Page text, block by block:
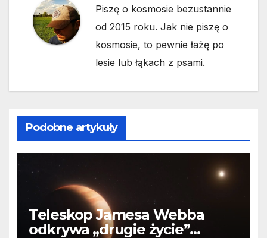
Piszę o kosmosie bezustannie
od 2015 roku. Jak nie piszę o
kosmosie, to pewnie łażę po
lesie lub łąkach z psami.
Podobne artykuły
Teleskop Jamesa Webba
odkrywa „drugie życie”